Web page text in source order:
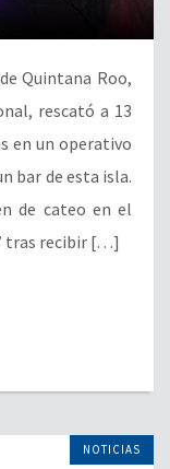
Quintana Roo,
rescató a 13
en un operativo
bar de esta isla.
de cateo en el
tras recibir […]
NOTICIAS